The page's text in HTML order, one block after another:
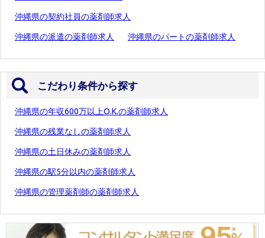
沖縄県の契約社員の薬剤師求人
沖縄県の派遣の薬剤師求人 沖縄県のパートの薬剤師求人
こだわり条件から探す
沖縄県の年収600万以上O.K.の薬剤師求人
沖縄県の残業なしの薬剤師求人
沖縄県の土日休みの薬剤師求人
沖縄県の駅5分以内の薬剤師求人
沖縄県の管理薬剤師の薬剤師求人